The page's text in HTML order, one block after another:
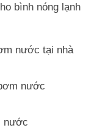
bình nóng lạnh
nước tại nhà
nước
nước